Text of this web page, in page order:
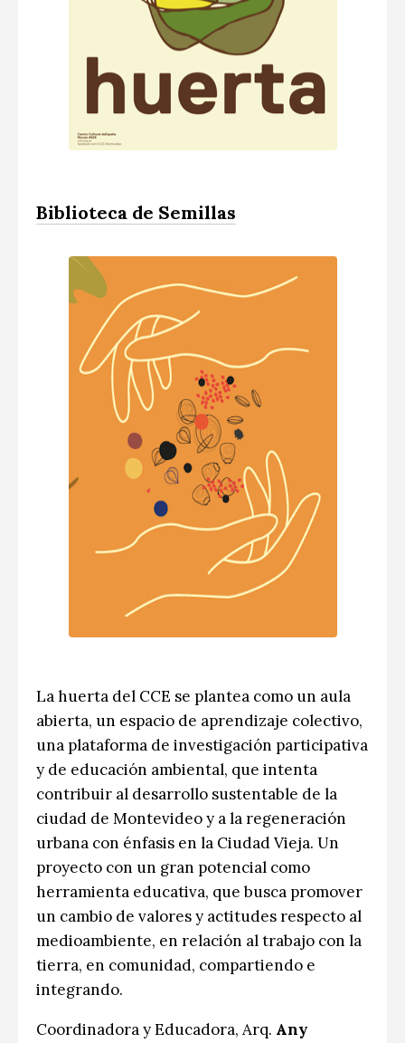
Biblioteca de Semillas
La huerta del CCE se plantea como un aula
abierta, un espacio de aprendizaje colectivo,
una plataforma de investigación participativa
y de educación ambiental, que intenta
contribuir al desarrollo sustentable de la
ciudad de Montevideo y a la regeneración
urbana con énfasis en la Ciudad Vieja. Un
proyecto con un gran potencial como
herramienta educativa, que busca promover
un cambio de valores y actitudes respecto al
medioambiente, en relación al trabajo con la
tierra, en comunidad, compartiendo e
integrando.
Coordinadora y Educadora, Arq. Any